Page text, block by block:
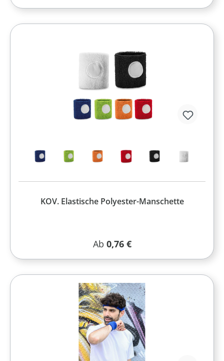
KOV. Elastische Polyester-Manschette
Regulärer Preis:
Ab 0,76 €